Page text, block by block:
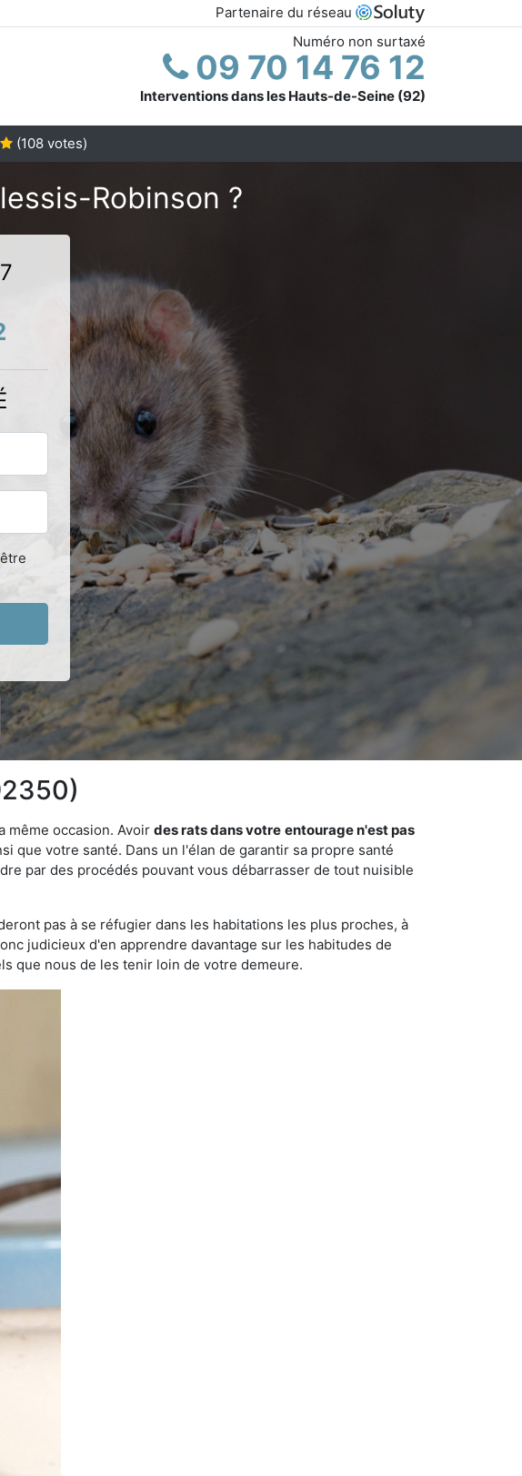
Partenaire du réseau
Numéro non surtaxé
09 70 14 76 12
Interventions dans les Hauts-de-Seine (92)
(108votes)
Robinson ?
même occasion. Avoir des rats dans votre entourage n'est pas
que votre santé. Dans un l'élan de garantir sa propre santé
par des procédés pouvant vous débarrasser de tout nuisible
pas à se réfugier dans les habitations les plus proches, à
judicieux d'en apprendre davantage sur les habitudes de
que nous de les tenir loin de votre demeure.